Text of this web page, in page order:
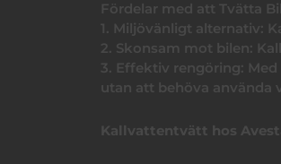
Fördelar med att Tvätta
1. Miljövänligt alternativ:
2. Skonsam mot bilen:
3. Effektiv rengöring:
utan att behöva använda
Kallvattentvätt hos